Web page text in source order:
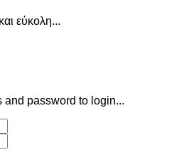
εύκολη...
and password to login...